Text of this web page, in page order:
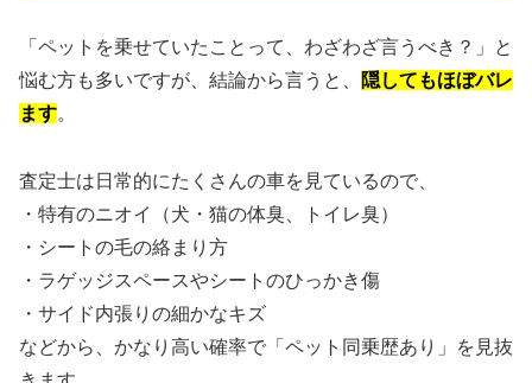
「ペットを乗せていたことって、わざわざ言うべき？」と
悩む方も多いですが、結論から言うと、
隠してもほぼバレ
ます。
査定士は日常的にたくさんの車を見ているので、
・特有のニオイ（犬・猫の体臭、トイレ臭）
・シートの毛の絡まり方
・ラゲッジスペースやシートのひっかき傷
・サイド内張りの細かなキズ
などから、かなり高い確率で「ペット同乗歴あり」を見抜